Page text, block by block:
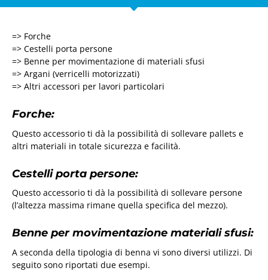
=> Forche
=> Cestelli porta persone
=> Benne per movimentazione di materiali sfusi
=> Argani (verricelli motorizzati)
=> Altri accessori per lavori particolari
Forche:
Questo accessorio ti dà la possibilità di sollevare pallets e
altri materiali in totale sicurezza e facilità.
Cestelli porta persone:
Questo accessorio ti dà la possibilità di sollevare persone
(l’altezza massima rimane quella specifica del mezzo).
Benne per movimentazione materiali sfusi:
A seconda della tipologia di benna vi sono diversi utilizzi. Di
seguito sono riportati due esempi.